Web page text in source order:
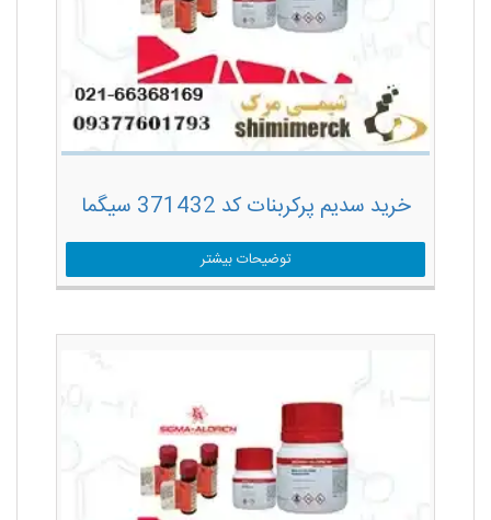
خرید سدیم پرکربنات کد 371432 سیگما
توضیحات بیشتر